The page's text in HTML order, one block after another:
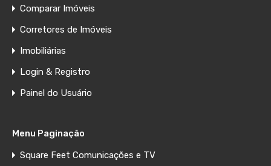
Comparar Imóveis
Corretores de Imóveis
Imobiliárias
Login & Registro
Painel do Usuário
Menu Paginação
Square Feet Comunicações e TV